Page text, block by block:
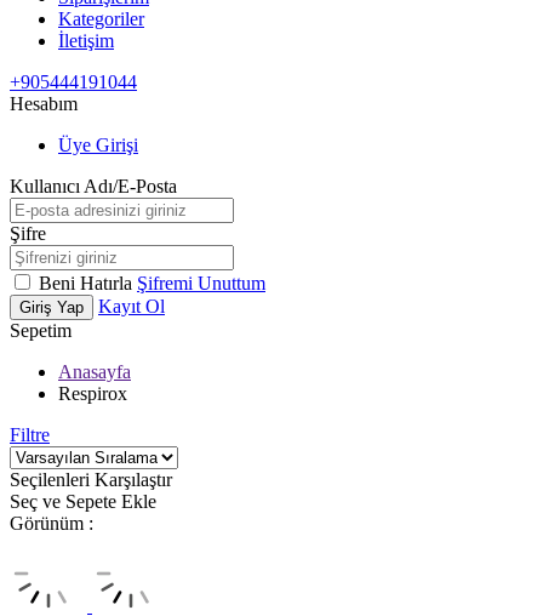
Kategoriler
İletişim
+905444191044
Hesabım
Üye Girişi
Kullanıcı Adı/E-Posta
Şifre
Beni Hatırla Şifremi Unuttum
Giriş Yap
Kayıt Ol
Sepetim
Anasayfa
Respirox
Filtre
Seçilenleri Karşılaştır
Seç ve Sepete Ekle
Görünüm :